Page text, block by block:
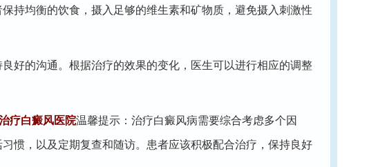
持均衡的饮食，摄入足够的维生素和矿物质，避免摄入刺激性
好的沟通。根据治疗的效果的变化，医生可以进行相应的调整
疗白癜风医院温馨提示：治疗白癜风病需要综合考虑多个因
惯，以及定期复查和随访。患者应该积极配合治疗，保持良好